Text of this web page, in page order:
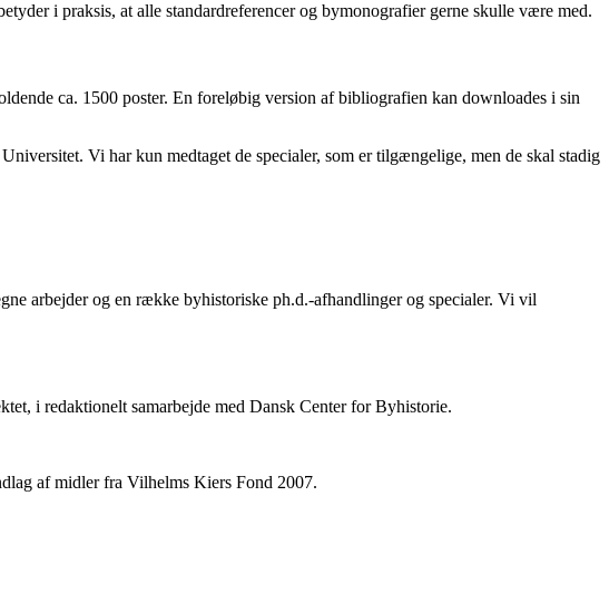
i praksis, at alle standardreferencer og bymonografier gerne skulle være med.
ca. 1500 poster. En foreløbig version af bibliografien kan downloades i sin
Vi har kun medtaget de specialer, som er tilgængelige, men de skal stadig
arbejder og en række byhistoriske ph.d.-afhandlinger og specialer. Vi vil
i redaktionelt samarbejde med Dansk Center for Byhistorie.
af midler fra Vilhelms Kiers Fond 2007.